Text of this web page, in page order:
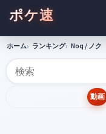
ポケ速
ホーム ランキング Noq / ノク
動画